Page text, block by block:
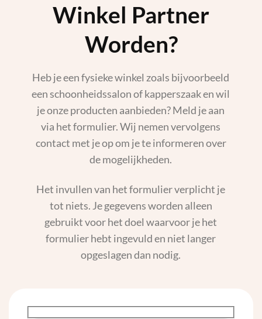
Winkel Partner
Worden?
Heb je een fysieke winkel zoals bijvoorbeeld
een schoonheidssalon of kapperszaak en wil
je onze producten aanbieden? Meld je aan
via het formulier. Wij nemen vervolgens
contact met je op om je te informeren over
de mogelijkheden.
Het invullen van het formulier verplicht je
tot niets. Je gegevens worden alleen
gebruikt voor het doel waarvoor je het
formulier hebt ingevuld en niet langer
opgeslagen dan nodig.